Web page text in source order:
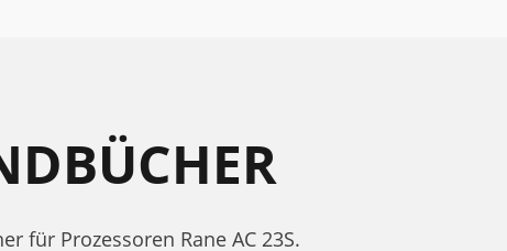
für Prozessoren Rane AC 23S.